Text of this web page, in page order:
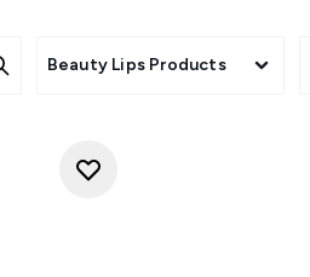
Beauty Lips Products